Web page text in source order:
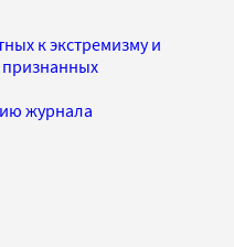
к экстремизму и
признанных
журнала